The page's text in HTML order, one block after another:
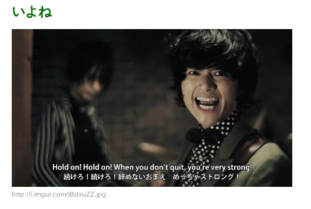
いよね
http://i.imgur.com/iBdxuZZ.jpg